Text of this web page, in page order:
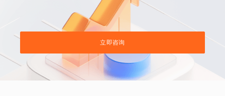
立即咨询